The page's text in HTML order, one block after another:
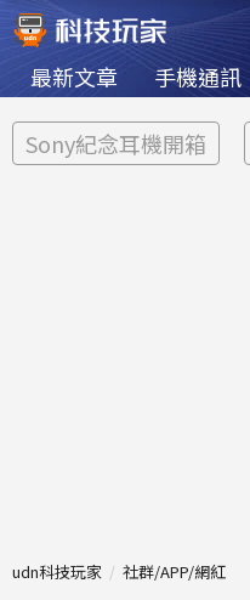
最新文章 手機通訊
Sony紀念耳機開箱
udn科技玩家 社群/APP/網紅